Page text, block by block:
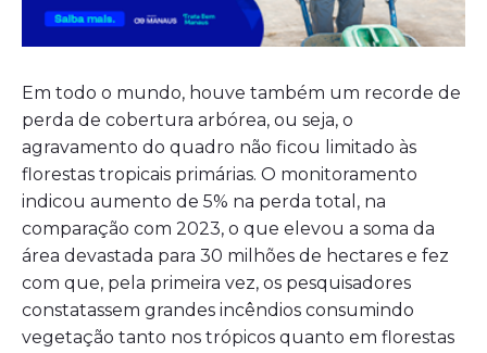
Em todo o mundo, houve também um recorde de
perda de cobertura arbórea, ou seja, o
agravamento do quadro não ficou limitado às
florestas tropicais primárias. O monitoramento
indicou aumento de 5% na perda total, na
comparação com 2023, o que elevou a soma da
área devastada para 30 milhões de hectares e fez
com que, pela primeira vez, os pesquisadores
constatassem grandes incêndios consumindo
vegetação tanto nos trópicos quanto em florestas